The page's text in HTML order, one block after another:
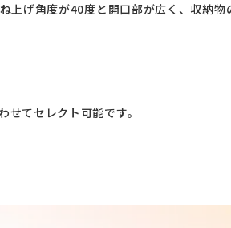
上げ角度が40度と開口部が広く、収納物
てセレクト可能です。